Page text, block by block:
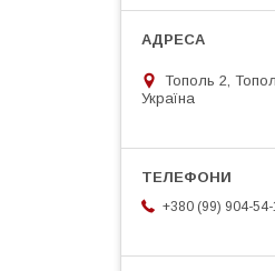
Тополь 2,
Україна
+380 (99) 904-